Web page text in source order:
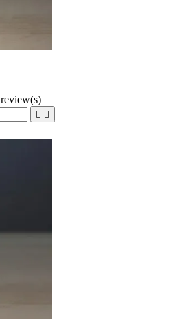
review(s)
 